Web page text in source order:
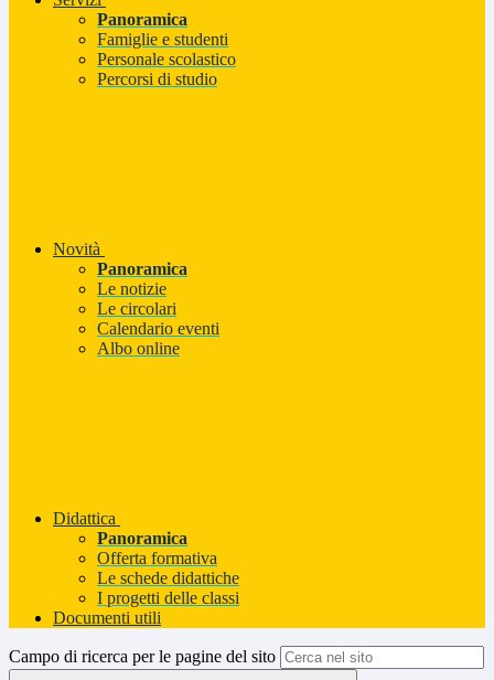
Panoramica
Famiglie e studenti
Personale scolastico
Percorsi di studio
Novità
Panoramica
Le notizie
Le circolari
Calendario eventi
Albo online
Didattica
Panoramica
Offerta formativa
Le schede didattiche
I progetti delle classi
Documenti utili
Campo di ricerca per le pagine del sito